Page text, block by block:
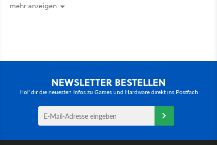
mehr anzeigen
NEWSLETTER BESTELLEN
Hol' dir die neuesten Infos zu Games und Hardware direkt ins Postfach